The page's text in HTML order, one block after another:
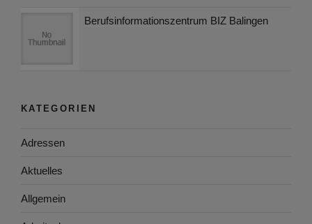
Berufsinformationszentrum BIZ Balingen
KATEGORIEN
Adressen
Aktuelles
Allgemein